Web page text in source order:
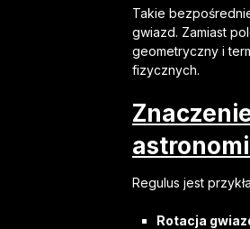
Takie
gwiazd. Zamiast
geometryczny i
fizycznych.
Regulus jest
Rotacja